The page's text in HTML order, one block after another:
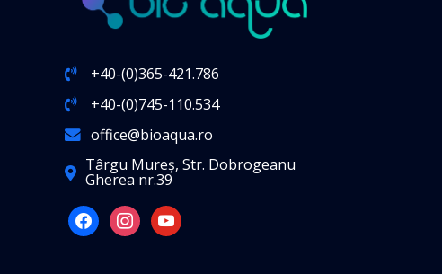
+40-(0)365-421.786
+40-(0)745-110.534
office@bioaqua.ro
Târgu Mureș, Str. Dobrogeanu
Gherea nr.39
facebookinstagram
youtube